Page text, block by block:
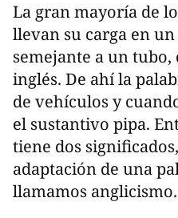
La gran mayoría de
llevan su carga en
semejante a un
inglés. De ahí la
de vehículos y
el sustantivo pipa.
tiene dos
adaptación de una
llamamos anglicismo.